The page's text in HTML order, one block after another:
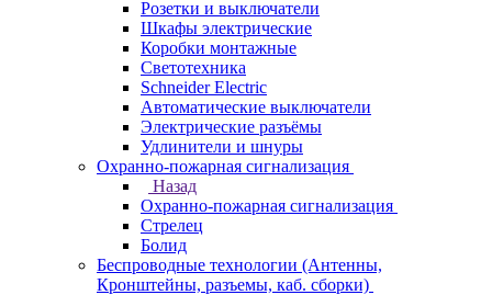
Розетки и выключатели
Шкафы электрические
Коробки монтажные
Светотехника
Schneider Electric
Автоматические выключатели
Электрические разъёмы
Удлинители и шнуры
Охранно-пожарная сигнализация
Назад
Охранно-пожарная сигнализация
Стрелец
Болид
Беспроводные технологии (Антенны,
Кронштейны, разъемы, каб. сборки)